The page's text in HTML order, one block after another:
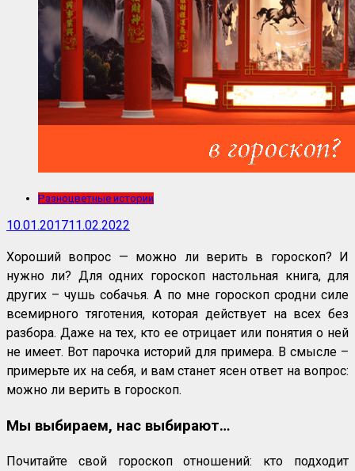
Разноцветные истории
10.01.201711.02.2022
Хороший вопрос — можно ли верить в гороскоп? И
нужно ли? Для одних гороскоп настольная книга, для
других – чушь собачья. А по мне гороскоп сродни силе
всемирного тяготения, которая действует на всех без
разбора. Даже на тех, кто ее отрицает или понятия о ней
не имеет. Вот парочка историй для примера. В смысле –
примерьте их на себя, и вам станет ясен ответ на вопрос:
можно ли верить в гороскоп.
Мы выбираем, нас выбирают…
Почитайте свой гороскоп отношений: кто подходит